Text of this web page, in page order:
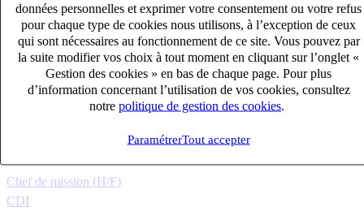
données personnelles et exprimer votre consentement ou votre refus
pour chaque type de cookies nous utilisons, à l’exception de ceux
qui sont nécessaires au fonctionnement de ce site. Vous pouvez par
la suite modifier vos choix à tout moment en cliquant sur l’onglet «
Gestion des cookies » en bas de chaque page. Pour plus
d’information concernant l’utilisation de vos cookies, consultez
notre politique de gestion des cookies
ParamétrerTout accepter
Chef de mission (H/F)
CDI